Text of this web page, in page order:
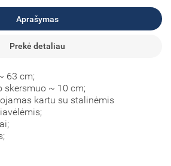
Aprašymas
Prekė detaliau
63 cm;
skersmuo ~ 10 cm;
kartu su stalinėmis